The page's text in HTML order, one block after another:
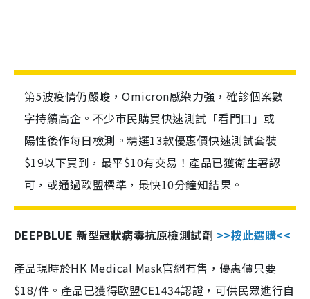
第5波疫情仍嚴峻，Omicron感染力強，確診個案數
字持續高企。不少市民購買快速測試「看門口」或
陽性後作每日檢測。精選13款優惠價快速測試套裝
$19以下買到，最平$10有交易！產品已獲衛生署認
可，或通過歐盟標準，最快10分鐘知結果。
DEEPBLUE 新型冠狀病毒抗原檢測試劑 >>按此選購<<
產品現時於HK Medical Mask官網有售，優惠價只要
$18/件。產品已獲得歐盟CE1434認證，可供民眾進行自